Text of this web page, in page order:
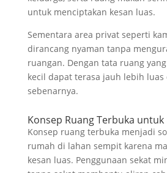
untuk menciptakan kesan luas.
Sementara area privat seperti
dirancang nyaman tanpa
ruangan. Dengan tata ruang
kecil dapat terasa jauh lebih
sebenarnya.
Konsep Ruang Terbuka untuk
Konsep ruang terbuka menjadi
rumah di lahan sempit karena
kesan luas. Penggunaan sekat